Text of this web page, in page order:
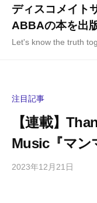
ディスコメイト
ABBAの本を出
Let's know the truth
注目記事
【連載】
Music『マン
2023年12月21日